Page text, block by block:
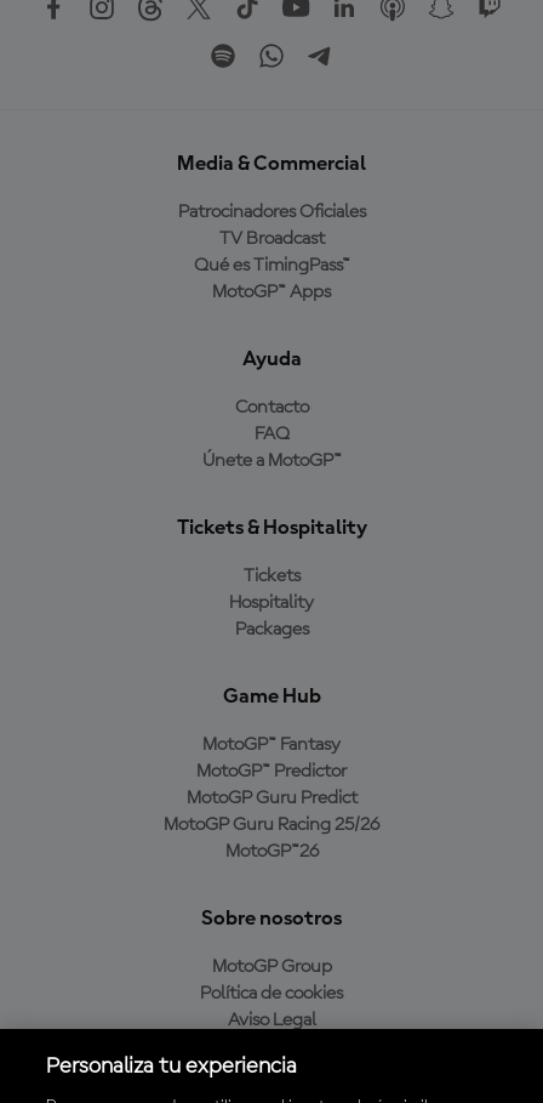
Media & Commercial
Patrocinadores Oficiales
TV Broadcast
Qué es TimingPass™
MotoGP™ Apps
Ayuda
Contacto
FAQ
Únete a MotoGP™
Tickets & Hospitality
Tickets
Hospitality
Packages
Game Hub
MotoGP™ Fantasy
MotoGP™ Predictor
MotoGP Guru Predict
MotoGP Guru Racing 25/26
MotoGP™26
Sobre nosotros
MotoGP Group
Política de cookies
Aviso Legal
Política de compra
Personaliza tu experiencia